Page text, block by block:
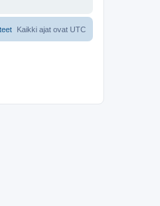
Kaikki ajat ovat UTC